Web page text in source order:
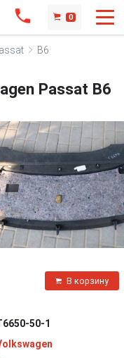
0
B6
Passat B6
В корзину
50-1